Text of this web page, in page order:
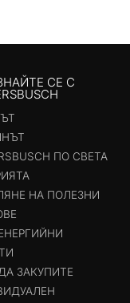
СЕ С
ПО СВЕТА
НА ПОЛЕЗНИ
ЗАКУПИТЕ